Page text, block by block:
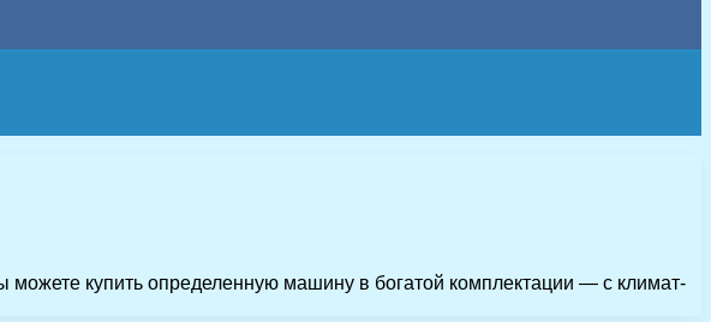
купить определенную машину в богатой комплектации — с климат-